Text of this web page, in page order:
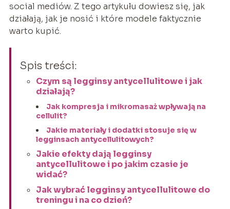
social mediów. Z tego artykułu dowiesz się, jak
działają, jak je nosić i które modele faktycznie
warto kupić.
Spis treści:
Czym są legginsy antycellulitowe i jak
działają?
Jak kompresja i mikromasaż wpływają na
cellulit?
Jakie materiały i dodatki stosuje się w
legginsach antycellulitowych?
Jakie efekty dają legginsy
antycellulitowe i po jakim czasie je
widać?
Jak wybrać legginsy antycellulitowe do
treningu i na co dzień?